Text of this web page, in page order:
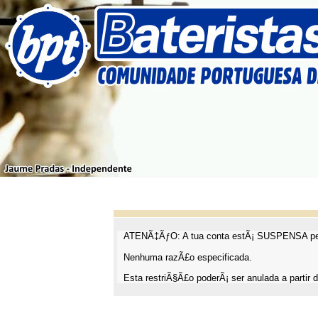
ATENÃ‡ÃƒO: A tua conta estÃ¡ SUSPENSA
Nenhuma razÃ£o especificada.
Esta restriÃ§Ã£o poderÃ¡ ser anulada a partir